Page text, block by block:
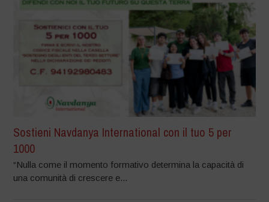
Sostieni Navdanya International con il tuo 5 per
1000
“Nulla come il momento formativo determina la capacità di
una comunità di crescere e...